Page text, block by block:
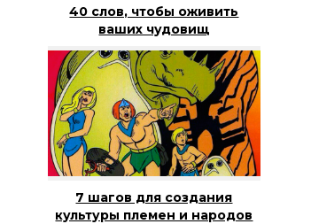
40 слов, чтобы оживить
ваших чудовищ
7 шагов для создания
культуры племен и народов